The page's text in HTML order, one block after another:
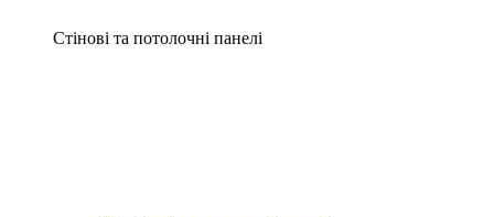
Стінові та потолочні панелі